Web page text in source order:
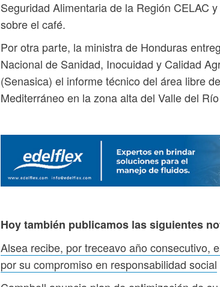
Seguridad Alimentaria de la Región CELAC
sobre el café.
Por otra parte, la ministra de Honduras
Nacional de Sanidad, Inocuidad y Calidad
(Senasica) el informe técnico del área libre
Mediterráneo en la zona alta del Valle del
Hoy también publicamos las siguientes
Alsea recibe, por treceavo año consecutivo,
por su compromiso en responsabilidad social